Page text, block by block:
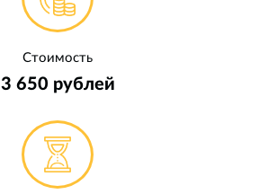
Стоимость
3 650 рублей